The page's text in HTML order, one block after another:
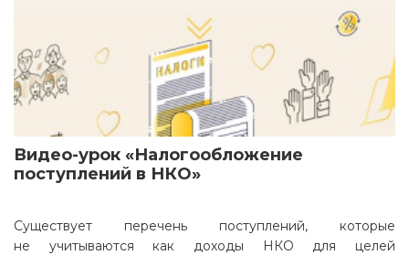
Видео-урок «Налогообложение
поступлений в НКО»
Существует перечень поступлений, которые
не учитываются как доходы НКО для целей